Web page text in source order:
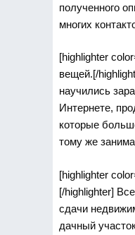
полученного
многих
[highlighter
вещей.[/
научились
Интернете,
которые
тому же
[highlighter
[/highlighter]
сдачи
дачный